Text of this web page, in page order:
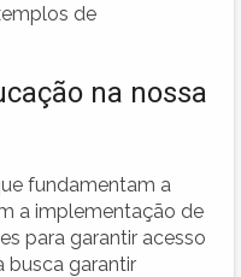
de
na nossa
fundamentam a
a implementação de
para garantir acesso
busca garantir